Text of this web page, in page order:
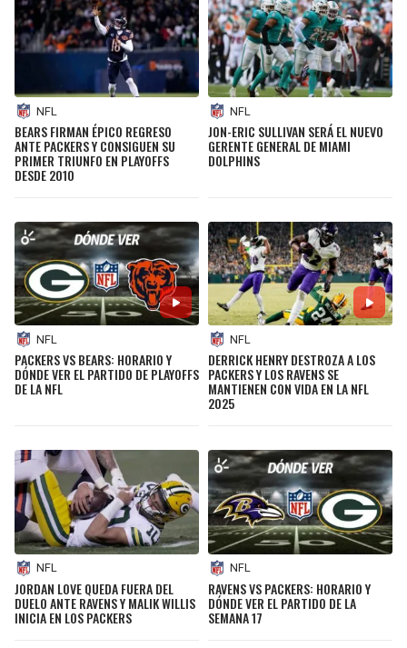
NFL
BEARS FIRMAN ÉPICO REGRESO
ANTE PACKERS Y CONSIGUEN SU
PRIMER TRIUNFO EN PLAYOFFS
DESDE 2010
NFL
JON-ERIC SULLIVAN SERÁ EL NUEVO
GERENTE GENERAL DE MIAMI
DOLPHINS
NFL
PACKERS VS BEARS: HORARIO Y
DÓNDE VER EL PARTIDO DE PLAYOFFS
DE LA NFL
NFL
DERRICK HENRY DESTROZA A LOS
PACKERS Y LOS RAVENS SE
MANTIENEN CON VIDA EN LA NFL
2025
NFL
JORDAN LOVE QUEDA FUERA DEL
DUELO ANTE RAVENS Y MALIK WILLIS
INICIA EN LOS PACKERS
NFL
RAVENS VS PACKERS: HORARIO Y
DÓNDE VER EL PARTIDO DE LA
SEMANA 17